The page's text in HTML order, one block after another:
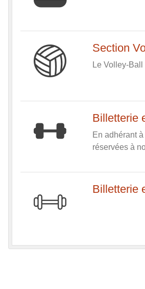
Section
Le Volley-
Billetterie
En adhérant
réservées à
Billetterie